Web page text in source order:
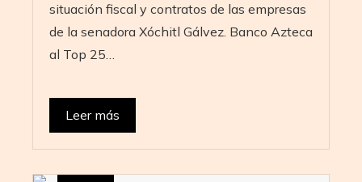
situación fiscal y contratos de las empresas
de la senadora Xóchitl Gálvez. Banco Azteca
al Top 25…
Leer más